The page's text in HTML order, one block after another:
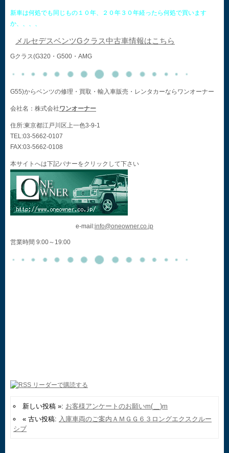
新車は何処でも同じもの１０年、２０年３０年経ったら何処で買います
か、、、、
メルセデスベンツGクラス中古車情報はこちら
Gクラス(G320・G500・AMG
G55)からベンツの修理・買取・輸入車販売・レンタカーならワンオーナー
会社名：株式会社ワンオーナー
住所:東京都江戸川区上一色3-9-1
TEL:03-5662-0107
FAX:03-5662-0108
本サイトへは下記バナーをクリックして下さい
e-mail:info@oneowner.co.jp
営業時間 9:00～19:00
新しい投稿 »: お客様アンケートのお願いm(__)m
« 古い投稿: 入庫車両のご案内ＡＭＧＧ６３ロングエクスクルー
シブ